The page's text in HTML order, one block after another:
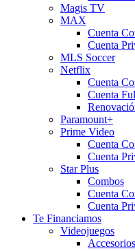
Magis TV
MAX
Cuenta
Cuenta
MLS Soccer
Netflix
Cuenta
Cuenta
Paramount+
Prime Video
Cuenta
Cuenta
Star Plus
Combos
Cuenta
Cuenta
Te Financiamos
Videojuegos
Accesorios